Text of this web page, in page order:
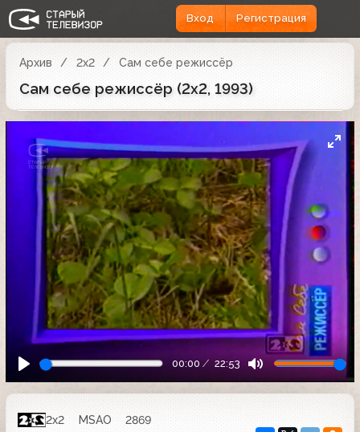
Вход Регистрация
Архив 2x2 Сам себе режиссёр
Сам себе режиссёр (2х2, 1993)
00:00 22:53
2x2 MSAO
2869